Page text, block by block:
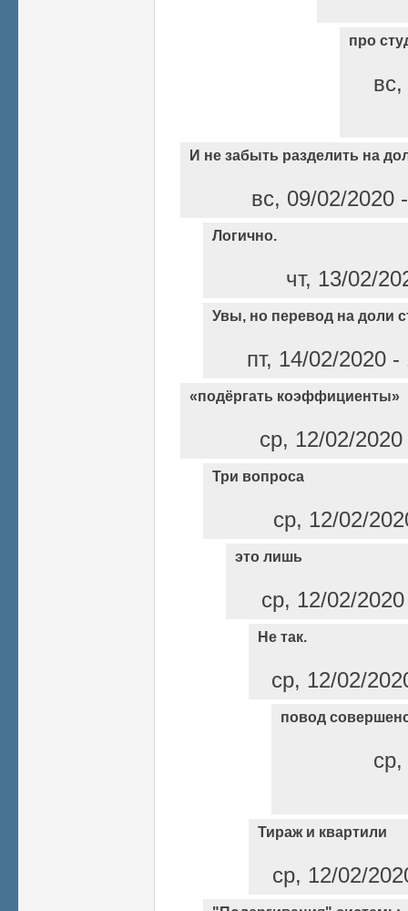
про
И не забыть разделить на
вс, 09/02/
Логично.
чт, 13/02/
Увы, но перевод на доли
пт, 14/02/2020
«подёргать коэффициенты»
ср, 12/02/
Три вопроса
ср, 12/02/
это лишь
ср, 12/02/
Не так.
ср, 12/02/
повод
Тираж и квартили
ср, 12/02/